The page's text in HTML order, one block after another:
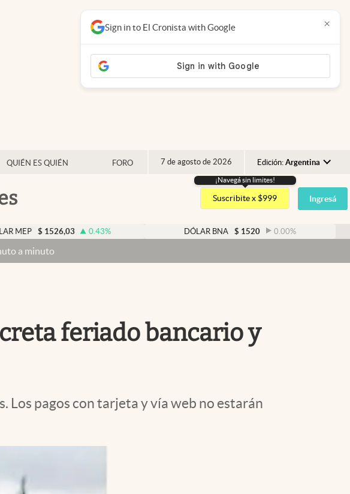
QUIÉN ES QUIÉN FORO 7 de agosto de 2026 Edición: Argentina
Argentina
España
USA
¡Navegá sin limites!
Suscribite x $999 Ingresá
$ 1526,03 0.43% DÓLAR BNA $ 1520 0.00%
Sign in to El Cronista with Google ×
feriado bancario y
Los pagos con tarjeta y vía web no estarán